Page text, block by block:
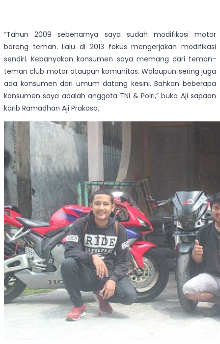
“Tahun 2009 sebenarnya saya sudah modifikasi motor
bareng teman. Lalu di 2013 fokus mengerjakan modifikasi
sendiri. Kebanyakan konsumen saya memang dari teman-
teman club motor ataupun komunitas. Walaupun sering juga
ada konsumen dari umum datang kesini. Bahkan beberapa
konsumen saya adalah anggota TNI & Polri,” buka Aji sapaan
karib Ramadhan Aji Prakosa.